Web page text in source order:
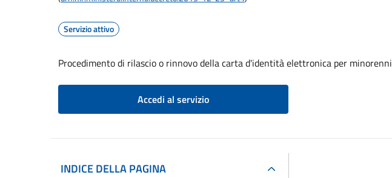
Servizio attivo
Procedimento di rilascio o rinnovo della carta d'identità elettronica per minorenni
Accedi al servizio
INDICE DELLA PAGINA